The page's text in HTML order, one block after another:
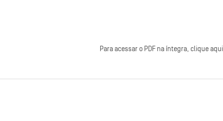
Para acessar o PDF na íntegra, clique aqui.